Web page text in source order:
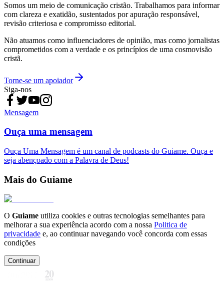
Somos um meio de comunicação cristão. Trabalhamos para informar
com clareza e exatidão, sustentados por apuração responsável,
revisão criteriosa e compromisso editorial.
Não atuamos como influenciadores de opinião, mas como jornalistas
comprometidos com a verdade e os princípios de uma cosmovisão
cristã.
Torne-se um apoiador
Siga-nos
Mensagem
Ouça uma mensagem
Ouça Uma Mensagem é um canal de podcasts do Guiame. Ouça e
seja abençoado com a Palavra de Deus!
Mais do Guiame
O Guiame utiliza cookies e outras tecnologias semelhantes para
melhorar a sua experiência acordo com a nossa Politica de
privacidade e, ao continuar navegando você concorda com essas
condições
Continuar